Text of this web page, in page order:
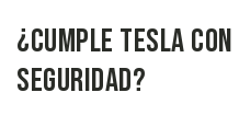
¿Cumple Tesla
Seguridad?